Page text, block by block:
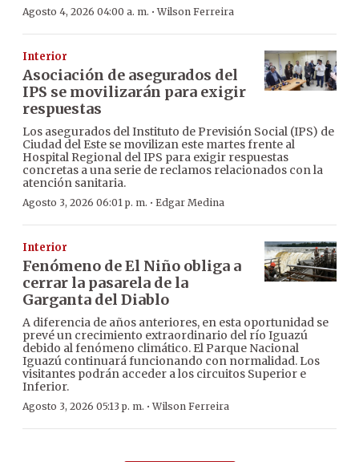
Agosto 4, 2026 04:00 a. m. ·Wilson Ferreira
Interior
Asociación de asegurados del
IPS se movilizarán para exigir
respuestas
Los asegurados del Instituto de Previsión Social (IPS) de
Ciudad del Este se movilizan este martes frente al
Hospital Regional del IPS para exigir respuestas
concretas a una serie de reclamos relacionados con la
atención sanitaria.
Agosto 3, 2026 06:01 p. m. · Edgar Medina
Interior
Fenómeno de El Niño obliga a
cerrar la pasarela de la
Garganta del Diablo
A diferencia de años anteriores, en esta oportunidad se
prevé un crecimiento extraordinario del río Iguazú
debido al fenómeno climático. El Parque Nacional
Iguazú continuará funcionando con normalidad. Los
visitantes podrán acceder a los circuitos Superior e
Inferior.
Agosto 3, 2026 05:13 p. m. ·Wilson Ferreira